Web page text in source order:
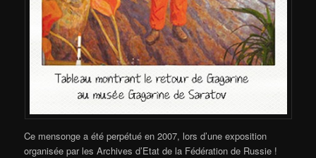
Ce mensonge a été perpétué en 2007, lors d’une exposition
organisée par les Archives d’Etat de la Fédération de Russie !